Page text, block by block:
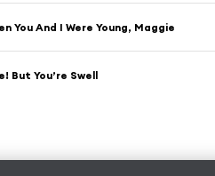
You And I Were Young, Maggie
But You’re Swell